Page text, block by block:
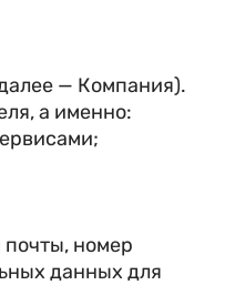
— Компания).
а именно:
номер
данных для